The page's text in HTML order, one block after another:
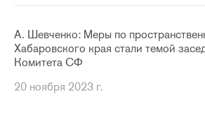
А. Шевченко: Меры по
Хабаровского края стали темой
Комитета СФ
20 ноября 2023 г.